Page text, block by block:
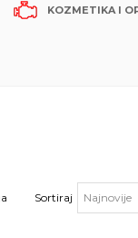
KOZMETIKA I
Sortiraj